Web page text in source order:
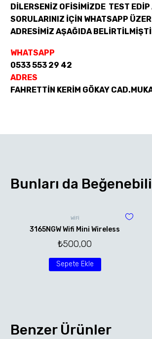
DİLERSENİZ OFİSİMİZDE TEST
SORULARINIZ İÇİN WHATSAPP
ADRESİMİZ AŞAĞIDA
WHATSAPP
0533 553 29 42
ADRES
FAHRETTİN KERİM GÖKAY
Bunları da
WİFİ
3165NGW Wifi Mini Wireless
₺500,00
Sepete Ekle
Benzer Ürünler